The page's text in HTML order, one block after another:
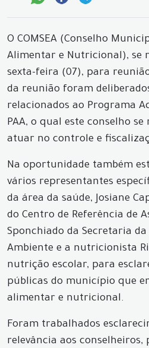
O COMSEA (Conselho
Alimentar e Nutricional), se
sexta-feira (07), para
da reunião foram
relacionados ao Programa
PAA, o qual este conselho
atuar no controle e
Na oportunidade também
vários representantes
da área da saúde, Josiane
do Centro de Referência de
Sponchiado da Secretaria
Ambiente e a nutricionista
nutrição escolar, para
públicas do município que
alimentar e nutricional.
Foram trabalhados
relevância aos conselheiros,